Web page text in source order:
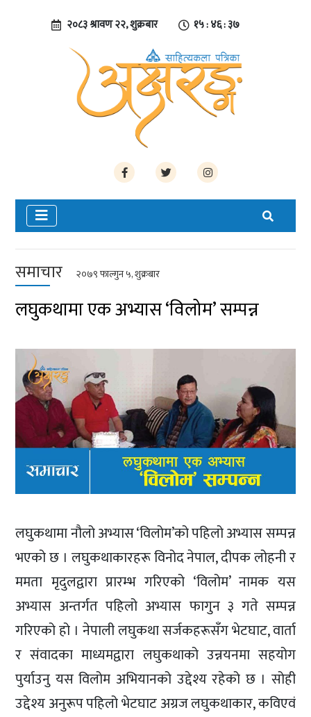
२०८३ श्रावण २२, शुक्रबार १५ : ४६ : ३७
समाचार २०७९ फाल्गुन ५, शुक्रबार
लघुकथामा एक अभ्यास ‘विलोम’ सम्पन्न
लघुकथामा नौलो अभ्यास ‘विलोम’को पहिलो अभ्यास सम्पन्न
भएको छ । लघुकथाकारहरू विनोद नेपाल, दीपक लोहनी र
ममता मृदुलद्वारा प्रारम्भ गरिएको ‘विलोम’ नामक यस
अभ्यास अन्तर्गत पहिलो अभ्यास फागुन ३ गते सम्पन्न
गरिएको हो । नेपाली लघुकथा सर्जकहरूसँग भेटघाट, वार्ता
र संवादका माध्यमद्वारा लघुकथाको उन्नयनमा सहयोग
पुर्याउनु यस विलोम अभियानको उद्देश्य रहेको छ । सोही
उद्देश्य अनुरूप पहिलो भेटघाट अग्रज लघुकथाकार, कविएवं